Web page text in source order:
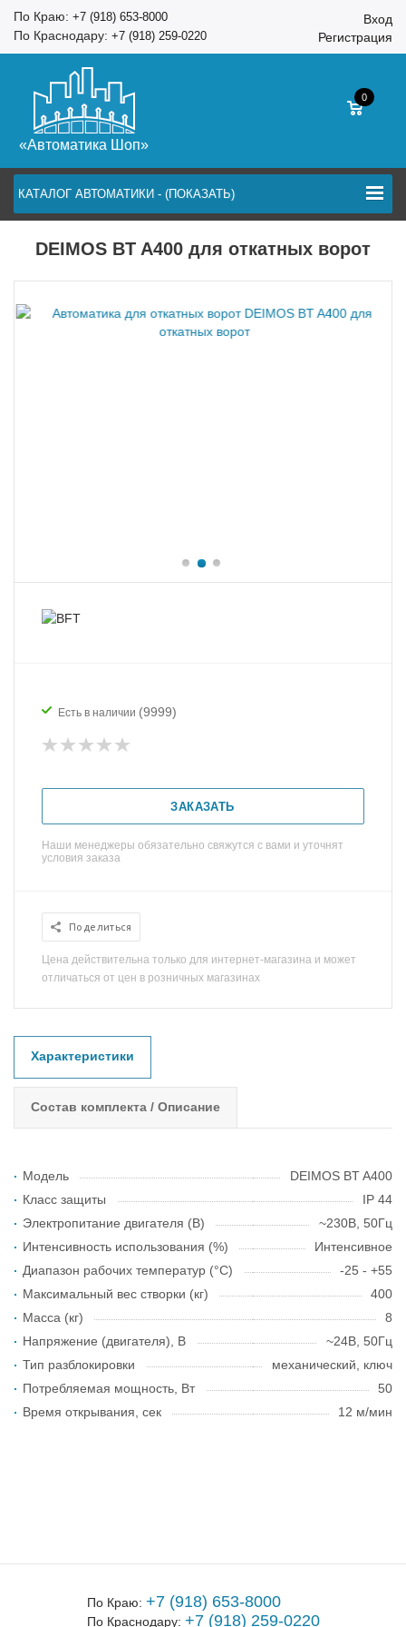
По Краю: +7 (918) 653-8000
По Краснодару: +7 (918) 259-0220
Вход
Регистрация
«Автоматика Шоп»
КАТАЛОГ АВТОМАТИКИ - (ПОКАЗАТЬ)
0
DEIMOS BT A400 для откатных ворот
Есть в наличии (9999)
ЗАКАЗАТЬ
Наши менеджеры обязательно свяжутся с вами и уточнят
условия заказа
Поделиться
Цена действительна только для интернет-магазина и может
отличаться от цен в розничных магазинах
Характеристики
Состав комплекта / Описание
Модель
DEIMOS BT A400
Класс защиты
IP 44
Электропитание двигателя (В)
~230В, 50Гц
Интенсивность использования (%)
Интенсивное
Диапазон рабочих температур (°C)
-25 - +55
Максимальный вес створки (кг)
400
Масса (кг)
8
Напряжение (двигателя), В
~24В, 50Гц
Тип разблокировки
механический, ключ
Потребляемая мощность, Вт
50
Время открывания, сек
12 м/мин
По Краю: +7 (918) 653-8000
По Краснодару: +7 (918) 259-0220